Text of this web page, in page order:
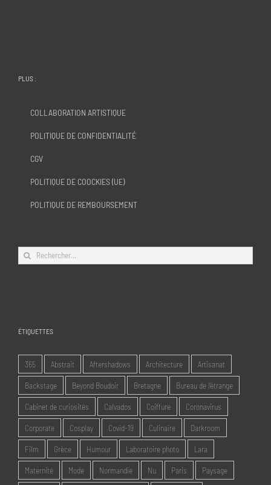
PLUS :
COLLABORATION ARTISTIQUE
POLITIQUE DE CONFIDENTIALITÉ
CGV
POLITIQUE DE COOCKIES (UE)
POLITIQUE DE REMBOURSEMENT
Rechercher:
ÉTIQUETTES
365 Abstrait Aftershadows Architecture Artisanat
Backstage Beyond Boudoir Bretagne Bureau de l'étrange
Cabinet de curiosités Calvados Coiffure Coronavirus
Corporate Cosplay Covid-19 Culinaire Darkroom
Film Grèce Humour Laboratoire photo Lara
Maternité Mode Normandie Nu Paris Paysage